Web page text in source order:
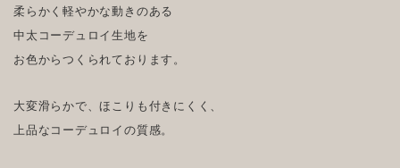
柔らかく軽やかな動きのある
中太コーデュロイ生地を
お色からつくられております。
大変滑らかで、ほこりも付きにくく、
上品なコーデュロイの質感。